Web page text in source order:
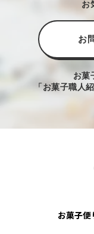
お
お
お菓
「お菓子職人
お菓子便